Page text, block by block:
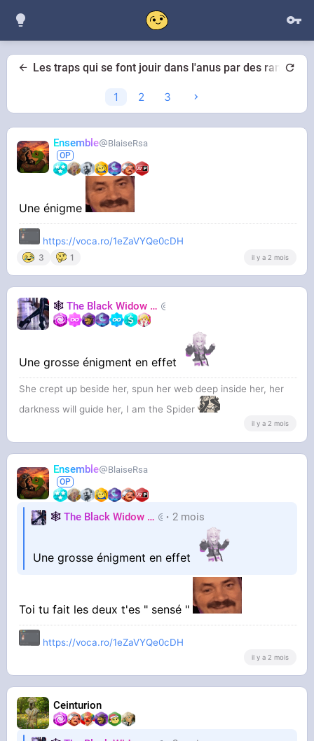
Les traps qui se font jouir dans l'anus par des random
1 2 3
Ensemble BlaiseRsa
Une énigme
https://voca.ro/1eZaVYQe0cDH
3 1 il y a 2 mois
🕸️ The Black Widow 🕷️
Une grosse énigment en effet
She crept up beside her, spun her web deep inside her, her
darkness will guide her, I am the Spider
il y a 2 mois
Ensemble BlaiseRsa
🕸️ The Black Widow 🕷️ Nastasya
2 mois
Une grosse énigment en effet
Toi tu fait les deux t'es " sensé "
https://voca.ro/1eZaVYQe0cDH
il y a 2 mois
Ceinturion